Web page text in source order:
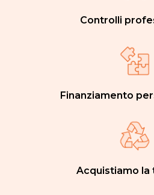
Controlli
Finanziamento
Acquistiamo la